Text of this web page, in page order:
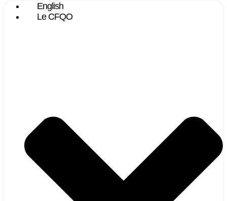
English
Le CFQO